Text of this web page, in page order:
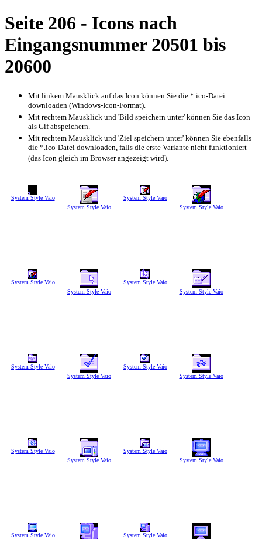
Seite 206 - Icons nach
Eingangsnummer 20501 bis
20600
Mit linkem Mausklick auf das Icon können Sie die *.ico-Datei
downloaden (Windows-Icon-Format).
Mit rechtem Mausklick und 'Bild speichern unter' können Sie das Icon
als Gif abspeichern.
Mit rechtem Mausklick und 'Ziel speichern unter' können Sie ebenfalls
die *.ico-Datei downloaden, falls die erste Variante nicht funktioniert
(das Icon gleich im Browser angezeigt wird).
System Style Vaio
System Style Vaio
System Style Vaio
System Style Vaio
System Style Vaio
System Style Vaio
System Style Vaio
System Style Vaio
System Style Vaio
System Style Vaio
System Style Vaio
System Style Vaio
System Style Vaio
System Style Vaio
System Style Vaio
System Style Vaio
System Style Vaio
System Style Vaio